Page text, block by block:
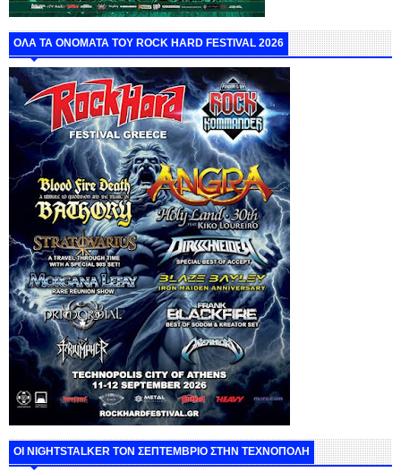
ΟΛΑ ΤΑ ΟΝΟΜΑΤΑ ΤΟΥ ROCK HARD FESTIVAL 2026
ΟΙ NIGHTSTALKER ΤΟΝ ΣΕΠΤΕΜΒΡΙΟ ΣΤΗΝ ΤΕΧΝΟΠΟΛΗ